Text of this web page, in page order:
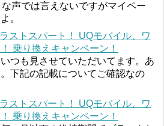
声では言えないですがマイペー
。
ストスパート！ UQモバイル、ワ
乗り換えキャンペーン！
つも見させていただいてます。あ
下記の記載についてご確認なの
ストスパート！ UQモバイル、ワ
乗り換えキャンペーン！